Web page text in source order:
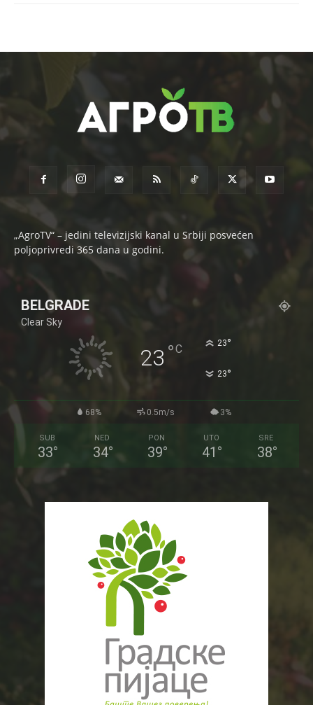
„AgroTV“ – jedini televizijski kanal u Srbiji posvećen
poljoprivredi 365 dana u godini.
BELGRADE
Clear Sky
23 °C 23°
23°
68% 0.5m/s 3%
SUB
33°
NED
34°
PON
39°
UTO
41 °
SRE
38°